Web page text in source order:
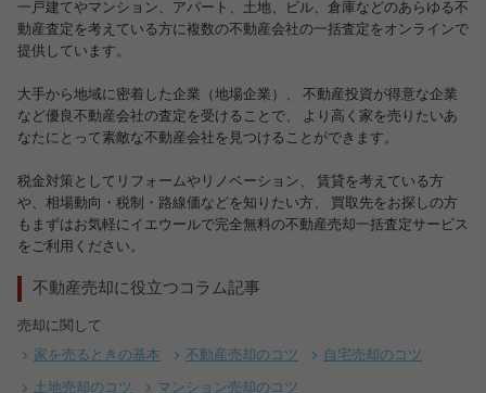
一戸建てやマンション、アパート、土地、ビル、倉庫などのあらゆる不
動産査定を考えている方に複数の不動産会社の一括査定をオンラインで
提供しています。
大手から地域に密着した企業（地場企業）、 不動産投資が得意な企業
など優良不動産会社の査定を受けることで、 より高く家を売りたいあ
なたにとって素敵な不動産会社を見つけることができます。
税金対策としてリフォームやリノベーション、 賃貸を考えている方
や、相場動向・税制・路線価などを知りたい方、 買取先をお探しの方
もまずはお気軽にイエウールで完全無料の不動産売却一括査定サービス
をご利用ください。
不動産売却に役立つコラム記事
売却に関して
家を売るときの基本 不動産売却のコツ 自宅売却のコツ
土地売却のコツ マンション売却のコツ